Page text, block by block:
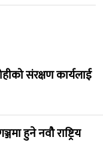
संरक्षण कार्यलाई
हुने नवौ राष्ट्रिय